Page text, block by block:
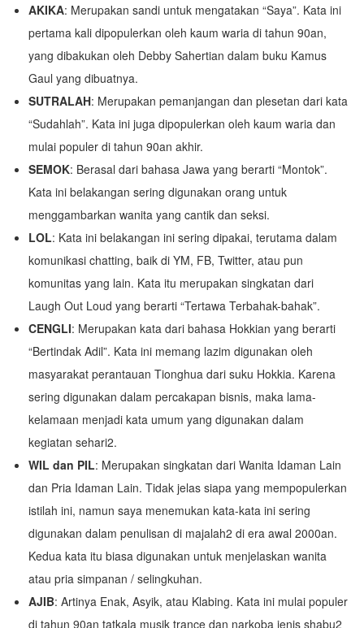
AKIKA: Merupakan sandi untuk mengatakan “Saya”. Kata ini
pertama kali dipopulerkan oleh kaum waria di tahun 90an,
yang dibakukan oleh Debby Sahertian dalam buku Kamus
Gaul yang dibuatnya.
SUTRALAH: Merupakan pemanjangan dan plesetan dari kata
“Sudahlah”. Kata ini juga dipopulerkan oleh kaum waria dan
mulai populer di tahun 90an akhir.
SEMOK: Berasal dari bahasa Jawa yang berarti “Montok”.
Kata ini belakangan sering digunakan orang untuk
menggambarkan wanita yang cantik dan seksi.
LOL: Kata ini belakangan ini sering dipakai, terutama dalam
komunikasi chatting, baik di YM, FB, Twitter, atau pun
komunitas yang lain. Kata itu merupakan singkatan dari
Laugh Out Loud yang berarti “Tertawa Terbahak-bahak”.
CENGLI: Merupakan kata dari bahasa Hokkian yang berarti
“Bertindak Adil”. Kata ini memang lazim digunakan oleh
masyarakat perantauan Tionghua dari suku Hokkia. Karena
sering digunakan dalam percakapan bisnis, maka lama-
kelamaan menjadi kata umum yang digunakan dalam
kegiatan sehari2.
WIL dan PIL: Merupakan singkatan dari Wanita Idaman Lain
dan Pria Idaman Lain. Tidak jelas siapa yang mempopulerkan
istilah ini, namun saya menemukan kata-kata ini sering
digunakan dalam penulisan di majalah2 di era awal 2000an.
Kedua kata itu biasa digunakan untuk menjelaskan wanita
atau pria simpanan / selingkuhan.
AJIB: Artinya Enak, Asyik, atau Klabing. Kata ini mulai populer
di tahun 90an tatkala musik trance dan narkoba jenis shabu2